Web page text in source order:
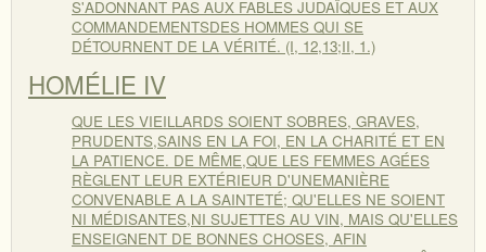
S'ADONNANT PAS AUX FABLES JUDAÏQUES ET AUX
COMMANDEMENTSDES HOMMES QUI SE
DÉTOURNENT DE LA VÉRITÉ. (I, 12,13;II, 1.)
HOMÉLIE IV
QUE LES VIEILLARDS SOIENT SOBRES, GRAVES,
PRUDENTS,SAINS EN LA FOI, EN LA CHARITÉ ET EN
LA PATIENCE. DE MÊME,QUE LES FEMMES AGÉES
RÈGLENT LEUR EXTÉRIEUR D'UNEMANIÈRE
CONVENABLE A LA SAINTETÉ; QU'ELLES NE SOIENT
NI MÉDISANTES,NI SUJETTES AU VIN, MAIS QU'ELLES
ENSEIGNENT DE BONNES CHOSES, AFIN